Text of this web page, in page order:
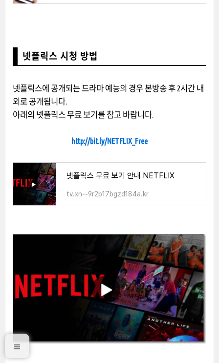
넷플릭스 시청 방법
넷플릭스에 공개되는 드라마 예능의 경우 본방송 후 2시간 내
외로 공개됩니다.
아래의 넷플릭스 무료 보기를 참고 바랍니다.
http://bit.ly/NETFLIX_Free
넷플릭스 무료 보기 안내 NETFLIX
tv.xn--9r2b17bgzd184a.kr